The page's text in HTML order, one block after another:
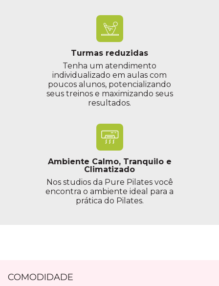
Turmas reduzidas
Tenha um atendimento
individualizado em aulas com
poucos alunos, potencializando
seus treinos e maximizando seus
resultados.
Ambiente Calmo, Tranquilo e
Climatizado
Nos studios da Pure Pilates você
encontra o ambiente ideal para a
prática do Pilates.
COMODIDADE